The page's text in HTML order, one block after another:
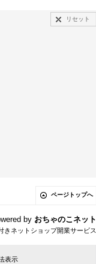
リセット
ページトップへ
by おちゃのこネット
きネットショップ開業サービス
表示